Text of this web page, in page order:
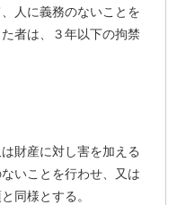
人に義務のないことを
者は、３年以下の拘禁
財産に対し害を加える
いことを行わせ、又は
同様とする。